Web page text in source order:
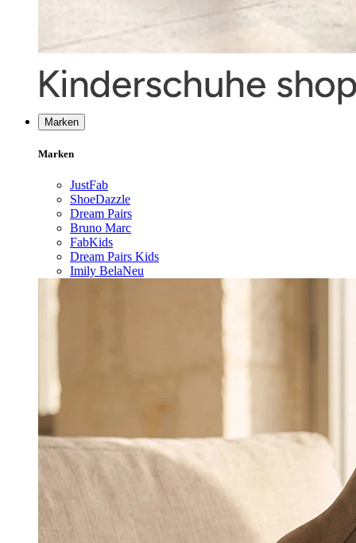
Marken
Marken
JustFab
ShoeDazzle
Dream Pairs
Bruno Marc
FabKids
Dream Pairs Kids
Imily BelaNeu